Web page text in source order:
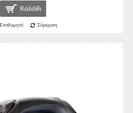
Καλάθι
Επιθυμητό Σύγκριση